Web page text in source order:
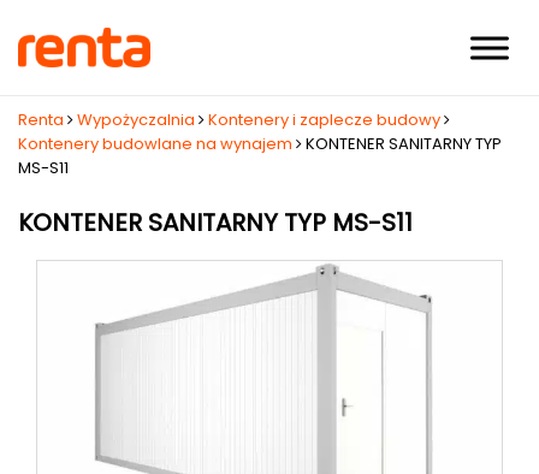
Renta Wypożyczalnia
Kontenery i zaplecze budowy
Kontenery budowlane na wynajem
KONTENER SANITARNY TYP
MS-S11
KONTENER SANITARNY TYP MS-S11